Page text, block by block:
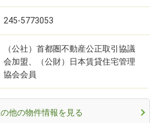
245-5773053
（公社）首都圏不動産公正取引協議
会加盟、（公財）日本賃貸住宅管理
協会会員
他の物件情報を見る